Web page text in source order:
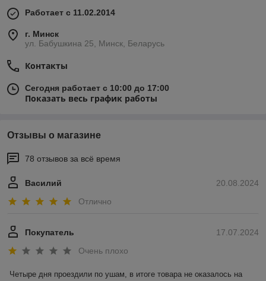
Работает с 11.02.2014
г. Минск
ул. Бабушкина 25, Минск, Беларусь
Контакты
Сегодня работает с 10:00 до 17:00
Показать весь график работы
Отзывы о магазине
78 отзывов за всё время
20.08.2024
Василий
Отлично
17.07.2024
Покупатель
Очень плохо
Четыре дня проездили по ушам, в итоге товара не оказалось на